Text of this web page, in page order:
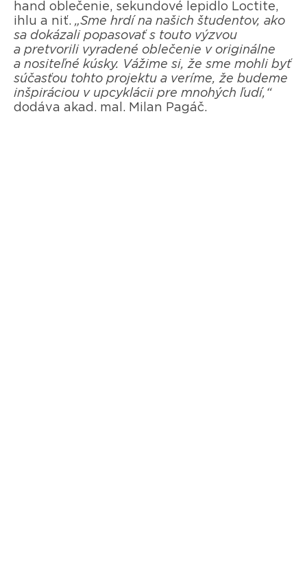
hand oblečenie, sekundové lepidlo Loctite,
ihlu a niť. „Sme hrdí na našich študentov, ako
sa dokázali popasovať s touto výzvou
a pretvorili vyradené oblečenie v originálne
a nositeľné kúsky. Vážime si, že sme mohli byť
súčasťou tohto projektu a veríme, že budeme
inšpiráciou v upcyklácii pre mnohých ľudí,“
dodáva akad. mal. Milan Pagáč.